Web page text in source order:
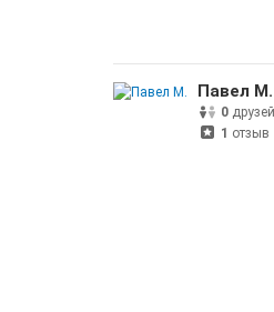
Павел М.
0 друзей
1 отзыв